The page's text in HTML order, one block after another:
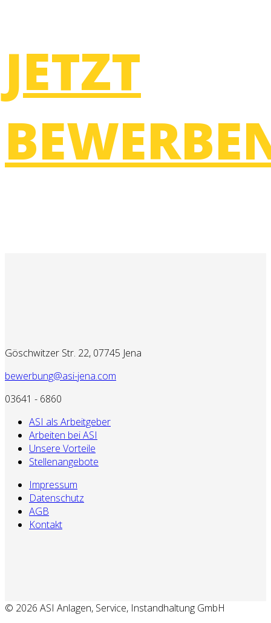
JETZT
Göschwitzer Str. 22, 07745 Jena
bewerbung@asi-jena.com
03641 - 6860
ASI als Arbeitgeber
Arbeiten bei ASI
Unsere Vorteile
Stellenangebote
Impressum
Datenschutz
AGB
Kontakt
© 2026 ASI Anlagen, Service, Instandhaltung GmbH